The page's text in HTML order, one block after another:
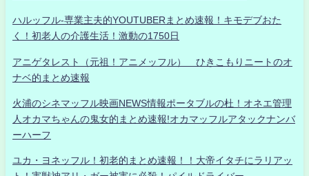
ハルッフル-専業主夫的YOUTUBERまとめ速報！キモデブおた
く！初老人の介護生活！激動の1750日
アニゲタレスト（元祖！アニメッフル） ひきこもりニートのオ
ナベ的まとめ速報
火浦のシネマッフル映画NEWS情報ポータブルの杜！オネエ管理
人オカマちゃんの鬼女的まとめ速報!オカマッフルアタックナンバ
ーハーフ
ユカ・ヨネッフル！初老的まとめ速報！！大帝イタチにラリアッ